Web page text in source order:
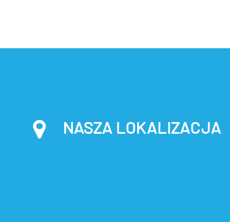
NASZA LOKALIZACJA